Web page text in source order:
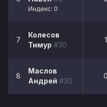
Индекс: 0
7
Колесов
Тимур #30
1
8
Маслов
Андрей #30
0